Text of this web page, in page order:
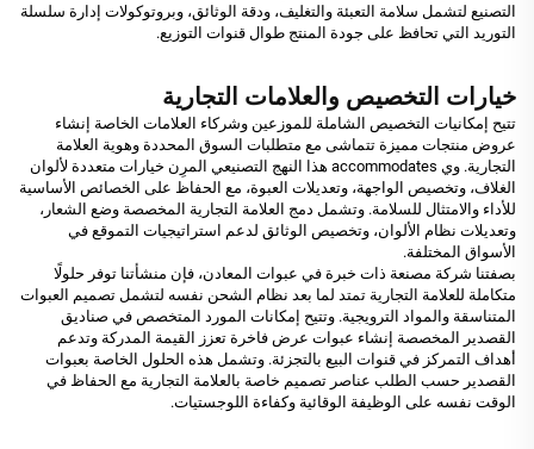
التصنيع لتشمل سلامة التعبئة والتغليف، ودقة الوثائق، وبروتوكولات إدارة سلسلة
التوريد التي تحافظ على جودة المنتج طوال قنوات التوزيع.
خيارات التخصيص والعلامات التجارية
تتيح إمكانيات التخصيص الشاملة للموزعين وشركاء العلامات الخاصة إنشاء
عروض منتجات مميزة تتماشى مع متطلبات السوق المحددة وهوية العلامة
التجارية. وي accommodates هذا النهج التصنيعي المرِن خيارات متعددة لألوان
الغلاف، وتخصيص الواجهة، وتعديلات العبوة، مع الحفاظ على الخصائص الأساسية
للأداء والامتثال للسلامة. وتشمل دمج العلامة التجارية المخصصة وضع الشعار،
وتعديلات نظام الألوان، وتخصيص الوثائق لدعم استراتيجيات التموقع في
الأسواق المختلفة.
بصفتنا شركة مصنعة ذات خبرة في عبوات المعادن، فإن منشأتنا توفر حلولًا
متكاملة للعلامة التجارية تمتد لما بعد نظام الشحن نفسه لتشمل تصميم العبوات
المتناسقة والمواد الترويجية. وتتيح إمكانات المورد المتخصص في صناديق
القصدير المخصصة إنشاء عبوات عرض فاخرة تعزز القيمة المدركة وتدعم
أهداف التمركز في قنوات البيع بالتجزئة. وتشمل هذه الحلول الخاصة بعبوات
القصدير حسب الطلب عناصر تصميم خاصة بالعلامة التجارية مع الحفاظ في
الوقت نفسه على الوظيفة الوقائية وكفاءة اللوجستيات.